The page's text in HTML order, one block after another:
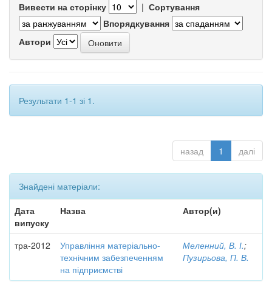
Вивести на сторінку | Сортування
Впорядкування
Автори
Результати 1-1 зі 1.
назад 1 далі
Знайдені матеріали:
Дата
випуску
Назва Автор(и)
тра-2012
Управління матеріально-
технічним забезпеченням
на підприємстві
Меленний, В. І.;
Пузирьова, П. В.